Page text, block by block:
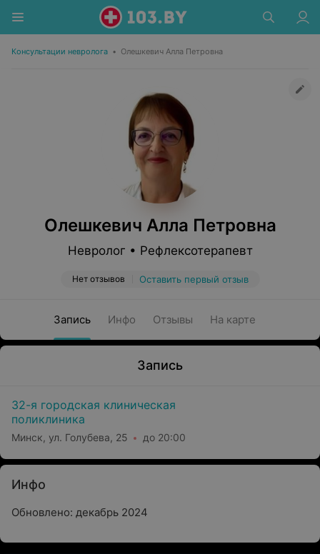
Консультации невролога • Олешкевич Алла Петровна
Олешкевич Алла Петровна
Невролог • Рефлексотерапевт
Нет отзывов Оставить первый отзыв
Запись Инфо Отзывы На карте
Запись
32-я городская клиническая
поликлиника
Минск, ул. Голубева, 25 до 20:00
Инфо
Обновлено: декабрь 2024